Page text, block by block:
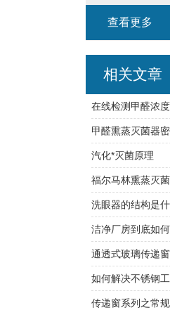
查看更多
相关文章
甲醛熏蒸灭菌器
汽化*灭菌原理
福尔马林熏蒸灭
洗眼器的结构是
洁净厂房到底如
如何解决不锈钢